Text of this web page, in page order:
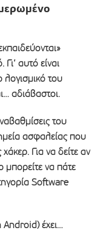
αυτό είναι
λογισμικό του
αδιάβαστοι.
του
ασφαλείας που
Για να δείτε αν
να πάτε
Software
Android) έχει…